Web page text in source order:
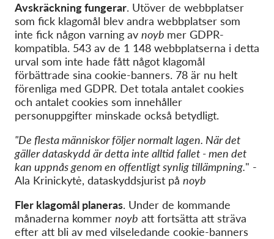
Avskräckning fungerar. Utöver de webbplatser
som fick klagomål blev andra webbplatser som
inte fick någon varning av noyb mer GDPR-
kompatibla. 543 av de 1 148 webbplatserna i detta
urval som inte hade fått något klagomål
förbättrade sina cookie-banners. 78 är nu helt
förenliga med GDPR. Det totala antalet cookies
och antalet cookies som innehåller
personuppgifter minskade också betydligt.
"De flesta människor följer normalt lagen. När det
gäller dataskydd är detta inte alltid fallet - men det
kan uppnås genom en offentligt synlig tillämpning." -
Ala Krinickytė, dataskyddsjurist på noyb
Fler klagomål planeras. Under de kommande
månaderna kommer noyb att fortsätta att sträva
efter att bli av med vilseledande cookie-banners